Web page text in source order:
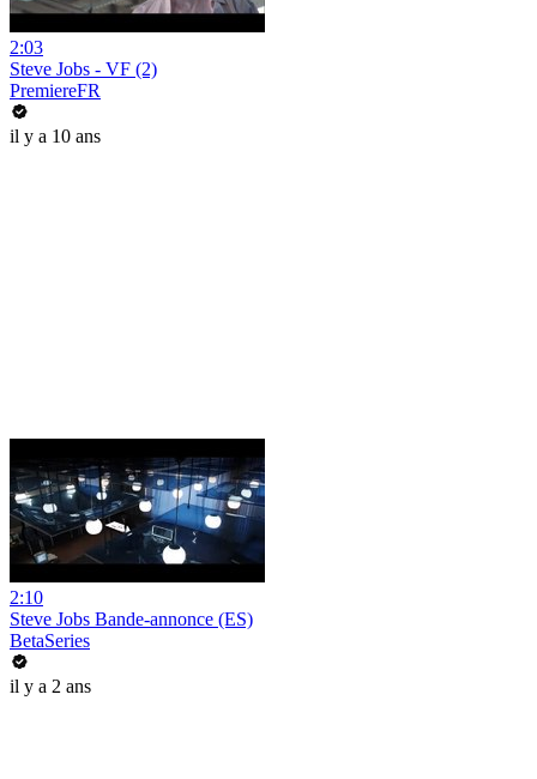
2:03
Steve Jobs - VF (2)
PremiereFR
il y a 10 ans
2:10
Steve Jobs Bande-annonce (ES)
BetaSeries
il y a 2 ans